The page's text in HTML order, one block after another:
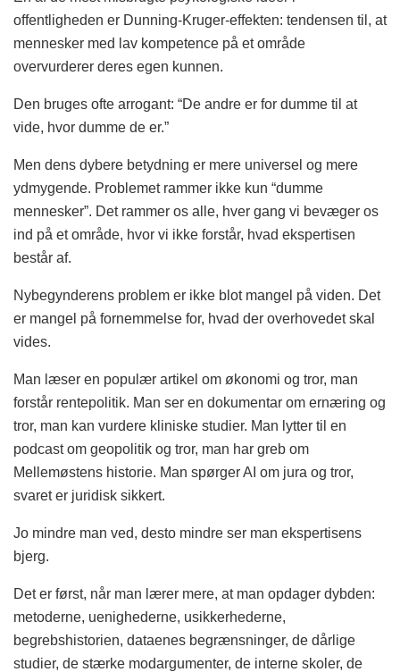
offentligheden er Dunning-Kruger-effekten: tendensen til, at
mennesker med lav kompetence på et område
overvurderer deres egen kunnen.
Den bruges ofte arrogant: “De andre er for dumme til at
vide, hvor dumme de er.”
Men dens dybere betydning er mere universel og mere
ydmygende. Problemet rammer ikke kun “dumme
mennesker”. Det rammer os alle, hver gang vi bevæger os
ind på et område, hvor vi ikke forstår, hvad ekspertisen
består af.
Nybegynderens problem er ikke blot mangel på viden. Det
er mangel på fornemmelse for, hvad der overhovedet skal
vides.
Man læser en populær artikel om økonomi og tror, man
forstår rentepolitik. Man ser en dokumentar om ernæring og
tror, man kan vurdere kliniske studier. Man lytter til en
podcast om geopolitik og tror, man har greb om
Mellemøstens historie. Man spørger AI om jura og tror,
svaret er juridisk sikkert.
Jo mindre man ved, desto mindre ser man ekspertisens
bjerg.
Det er først, når man lærer mere, at man opdager dybden:
metoderne, uenighederne, usikkerhederne,
begrebshistorien, dataenes begrænsninger, de dårlige
studier, de stærke modargumenter, de interne skoler, de